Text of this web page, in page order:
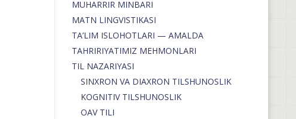
MUHARRIR MINBARI
MATN LINGVISTIKASI
TA’LIM ISLOHOTLARI — AMALDA
TAHRIRIYATIMIZ MEHMONLARI
TIL NAZARIYASI
SINXRON VA DIAXRON TILSHUNOSLIK
KOGNITIV TILSHUNOSLIK
OAV TILI